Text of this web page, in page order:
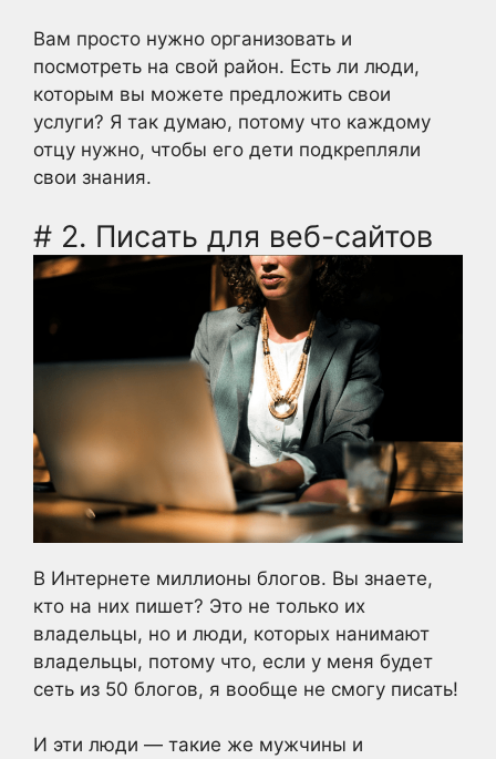
Вам просто нужно организовать и
посмотреть на свой район. Есть ли люди,
которым вы можете предложить свои
услуги? Я так думаю, потому что каждому
отцу нужно, чтобы его дети подкрепляли
свои знания.
# 2. Писать для веб-сайтов
В Интернете миллионы блогов. Вы знаете,
кто на них пишет? Это не только их
владельцы, но и люди, которых нанимают
владельцы, потому что, если у меня будет
сеть из 50 блогов, я вообще не смогу писать!
И эти люди — такие же мужчины и